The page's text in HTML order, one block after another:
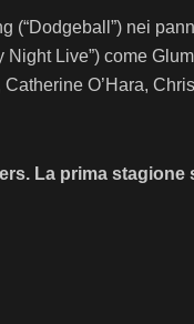
(“Dodgeball”) nei
Live”) come
O’Hara,
La prima stagione